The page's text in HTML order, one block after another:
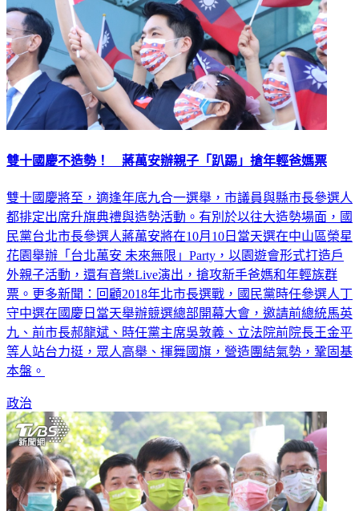
雙十國慶不造勢！ 蔣萬安辦親子「趴踢」搶年輕爸媽票
雙十國慶將至，適逢年底九合一選舉，市議員與縣市長參選人
都排定出席升旗典禮與造勢活動。有別於以往大造勢場面，國
民黨台北市長參選人蔣萬安將在10月10日當天選在中山區榮星
花園舉辦「台北萬安 未來無限」Party，以園遊會形式打造戶
外親子活動，還有音樂Live演出，搶攻新手爸媽和年輕族群
票。更多新聞：回顧2018年北市長選戰，國民黨時任參選人丁
守中選在國慶日當天舉辦競選總部開幕大會，邀請前總統馬英
九、前市長郝龍斌、時任黨主席吳敦義、立法院前院長王金平
等人站台力挺，眾人高舉、揮舞國旗，營造團結氣勢，鞏固基
本盤。
政治